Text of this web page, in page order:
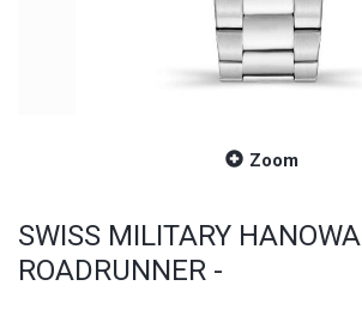
Zoom
SWISS MILITARY HANOWA
ROADRUNNER -